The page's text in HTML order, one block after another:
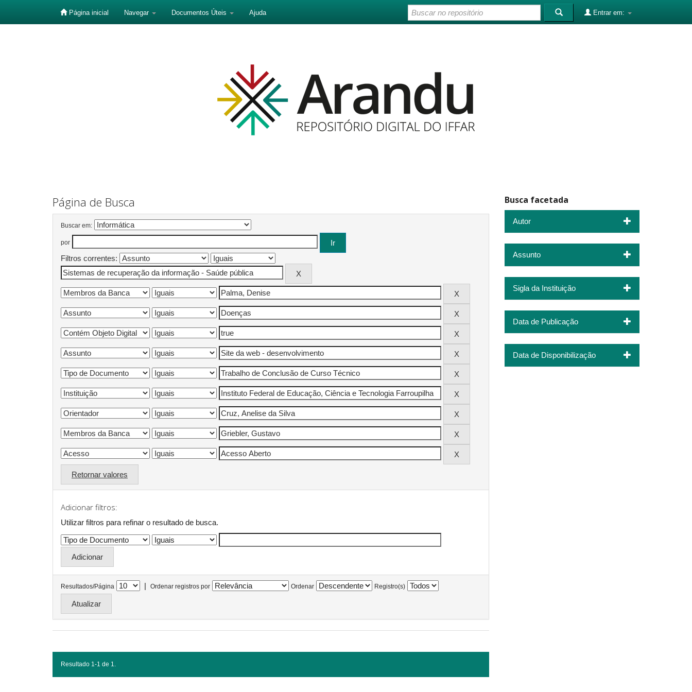
Página inicial Navegar Documentos Úteis Ajuda Entrar em:
Página de Busca
Buscar em:
por
Filtros correntes:
Retornar valores
Adicionar filtros:
Utilizar filtros para refinar o resultado de busca.
Resultados/Página | Ordenar registros por Ordenar Registro(s)
Resultado 1-1 de 1.
Busca facetada
Autor
Assunto
Sigla da Instituição
Data de Publicação
Data de Disponibilização